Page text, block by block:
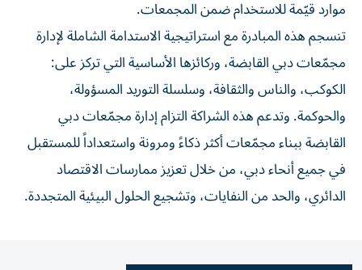
موارد قيّمة للاستخدام ضمن المجمعات.
تنسجم هذه المبادرة مع استراتيجية الاستدامة الشاملة لإدارة
مجمّعات دبي القابضة، وركائزها الأساسية التي تركز على:
الكوكب، والناس والثقافة، وسلسلة التوريد المسؤولة،
والحوكمة. وتدعم هذه الشراكة التزام إدارة مجمّعات دبي
القابضة ببناء مجمّعات أكثر ذكاءً ومرونة واستعداداً للمستقبل
في جميع أنحاء دبي، من خلال تعزيز ممارسات الاقتصاد
الدائري، والحد من النفايات، وتشجيع الحلول البيئية المتجددة.